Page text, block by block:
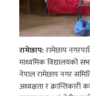
रामेछाप:रामेछाप
माध्यमिक विद्यालयको
नेपाल रामेछाप नगर
अध्यक्षता र क्रान्तिकारी